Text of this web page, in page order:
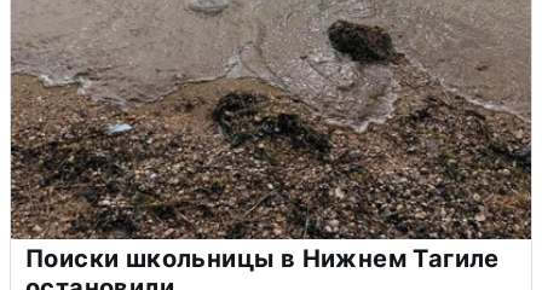
Поиски школьницы в Нижнем Тагиле